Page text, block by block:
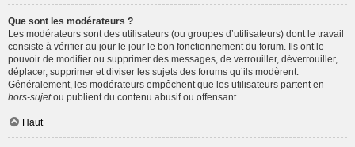
Que sont les modérateurs ?
Les modérateurs sont des utilisateurs (ou groupes d’utilisateurs) dont le travail
consiste à vérifier au jour le jour le bon fonctionnement du forum. Ils ont le
pouvoir de modifier ou supprimer des messages, de verrouiller, déverrouiller,
déplacer, supprimer et diviser les sujets des forums qu’ils modèrent.
Généralement, les modérateurs empêchent que les utilisateurs partent en
hors-sujetou publient du contenu abusif ou offensant.
Haut